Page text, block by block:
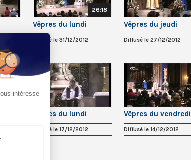
26:18
Vêpres du lundi
Diffusé le 31/12/2012
Vêpres du jeudi
Diffusé le 27/12/2012
Vêpres du lundi
Diffusé le 17/12/2012
Vêpres du vendredi
Diffusé le 14/12/2012